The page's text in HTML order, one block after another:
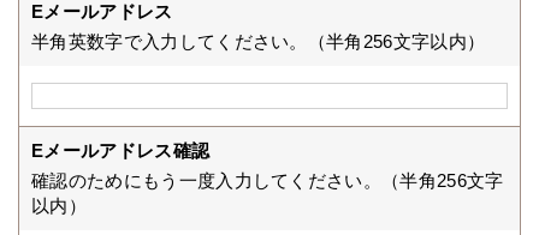
Eメールアドレス
半角英数字で入力してください。（半角256文字以内）
Eメールアドレス確認
確認のためにもう一度入力してください。（半角256文字
以内）